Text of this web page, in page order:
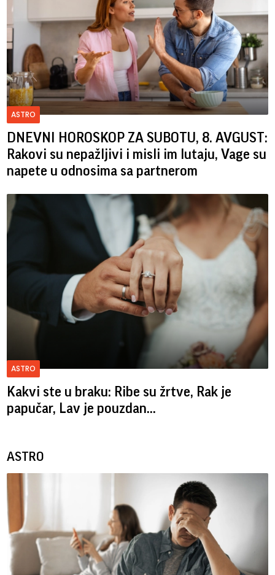
ASTRO
DNEVNI HOROSKOP ZA SUBOTU, 8. AVGUST:
Rakovi su nepažljivi i misli im lutaju, Vage su
napete u odnosima sa partnerom
ASTRO
Kakvi ste u braku: Ribe su žrtve, Rak je
papučar, Lav je pouzdan...
ASTRO